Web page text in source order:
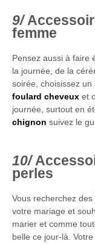
femme
Pensez aussi à faire
la journée, de la
soirée, choisissez
foulard cheveux et
journée, surtout en
chignon suivez le
perles
Vous recherchez des
votre mariage et
marier et comme
belle ce jour-là.